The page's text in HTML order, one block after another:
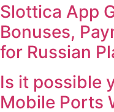
Slottica App
Bonuses,
for Russian
Is it possible
Mobile Ports